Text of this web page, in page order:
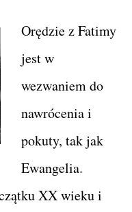
Orędzie z Fatimy
jest w
wezwaniem do
nawrócenia i
pokuty, tak jak
Ewangelia.
XX wieku i